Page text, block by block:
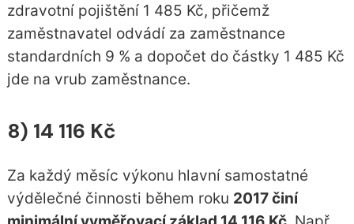
zdravotní pojištění 1 485 Kč, přičemž
zaměstnavatel odvádí za zaměstnance
standardních 9 % a dopočet do částky 1 485 Kč
jde na vrub zaměstnance.
8) 14 116 Kč
Za každý měsíc výkonu hlavní samostatné
výdělečné činnosti během roku 2017 činí